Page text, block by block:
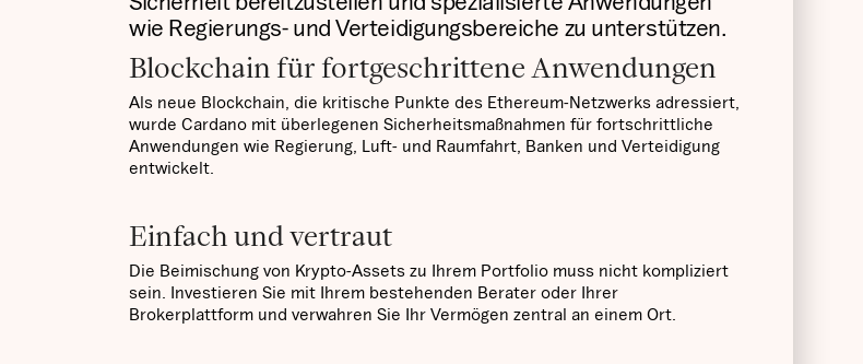
wie Regierungs- und Verteidigungsbereiche zu unterstützen.
Blockchain für fortgeschrittene Anwendungen
Als neue Blockchain, die kritische Punkte des Ethereum-Netzwerks adressiert,
wurde Cardano mit überlegenen Sicherheitsmaßnahmen für fortschrittliche
Anwendungen wie Regierung, Luft- und Raumfahrt, Banken und Verteidigung
entwickelt.
Einfach und vertraut
Die Beimischung von Krypto-Assets zu Ihrem Portfolio muss nicht kompliziert
sein. Investieren Sie mit Ihrem bestehenden Berater oder Ihrer
Brokerplattform und verwahren Sie Ihr Vermögen zentral an einem Ort.